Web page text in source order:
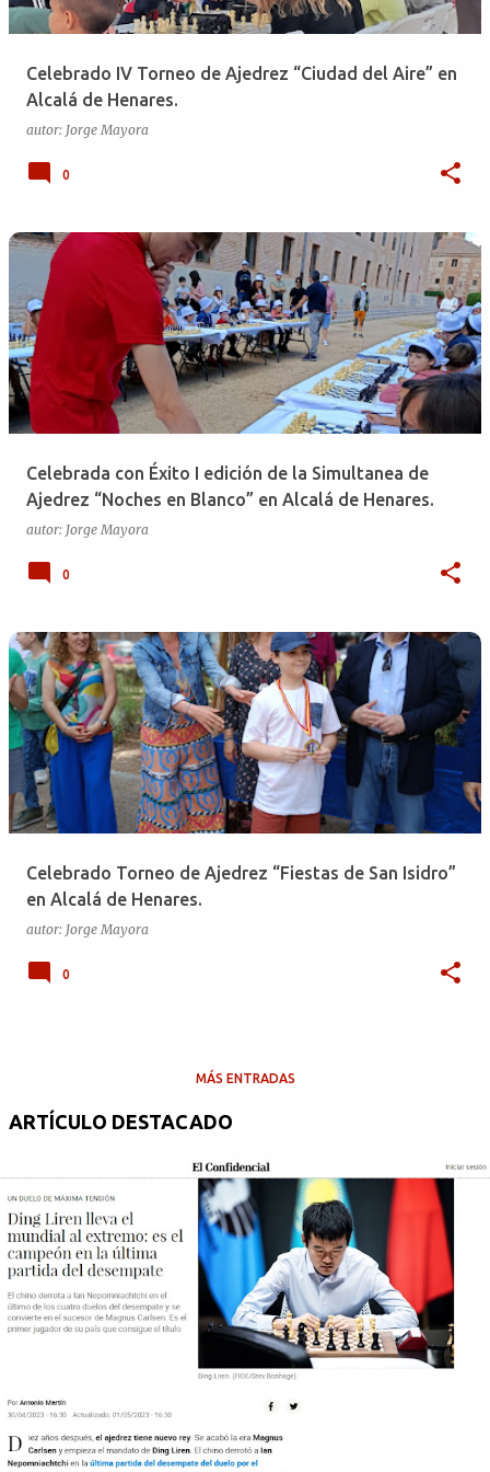
d
Celebrado IV Torneo de Ajedrez “Ciudad del Aire” en
Alcalá de Henares.
autor: Jorge Mayora
0
Celebrada con Éxito I edición de la Simultanea de
Ajedrez “Noches en Blanco” en Alcalá de Henares.
autor: Jorge Mayora
0
Celebrado Torneo de Ajedrez “Fiestas de San Isidro”
en Alcalá de Henares.
autor: Jorge Mayora
0
MÁS ENTRADAS
ARTÍCULO DESTACADO